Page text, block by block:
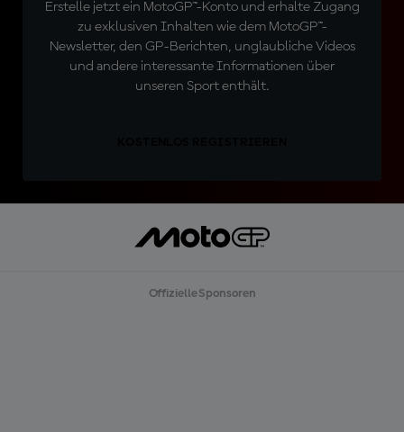
Erstelle jetzt ein MotoGP™-Konto und erhalte Zugang
zu exklusiven Inhalten wie dem MotoGP™-
Newsletter, den GP-Berichten, unglaubliche Videos
und andere interessante Informationen über
unseren Sport enthält.
Offizielle Sponsoren